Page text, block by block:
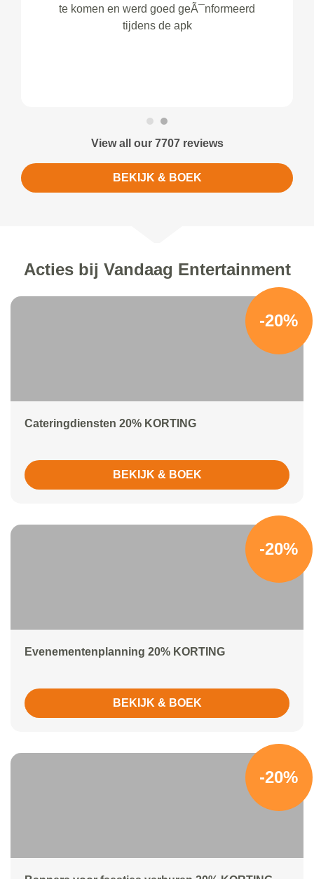
te komen en werd goed geÃ¯nformeerd
tijdens de apk
View all our 7707 reviews
BEKIJK & BOEK
Acties bij Vandaag Entertainment
-20%
Cateringdiensten 20% KORTING
BEKIJK & BOEK
-20%
Evenementenplanning 20% KORTING
BEKIJK & BOEK
-20%